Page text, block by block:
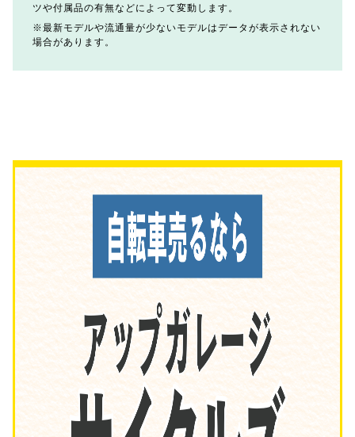
ツや付属品の有無などによって変動します。
最新モデルや流通量が少ないモデルはデータが表示されない
場合があります。